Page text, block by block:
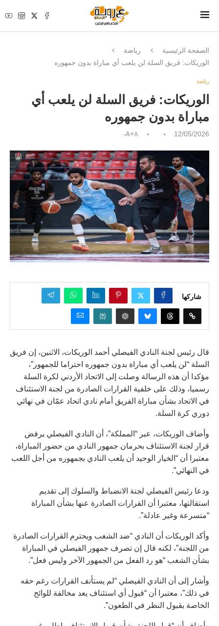
الصفحة الرئيسية
رياضة
الوريكات: فريق السلة لن يلعب أي مباراة بدون جمهوره
رياضة
الوريكات: فريق السلة لن يلعب أي
مباراة بدون جمهوره
12/05/2026
A+A-
شاركها
قال رئيس لجنة النادي الفيصلي أحمد الوريكات، الاثنين، إن فريق
السلة “لن يلعب أي مباراة بدون جمهوره احتراما للجمهور”،
مؤكدا أن هذه الرسالة وصلت إلى الاتحاد الأردني لكرة السلة
رسميا، وذلك على خلفية القرارات الصادرة من لجنة الاستئناف
في الاتحاد بشأن مباراة الفريق أمام نادي اتحاد عمّان في نهائي
دوري كرة السلة.
وأضاف الوريكات، عبر “المملكة”، أن النادي الفيصلي يرفض
قرار لجنة الاستئناف بحرمان جمهور النادي من حضور المباراة،
معتبرا أن “الخيار الوحيد أن يلعب النادي بجمهوره من أجل اللعب
في النهائي”.
ودعا رئيس الفيصلي لجنة الانضباط والسلوك إلى تقديم
استقالتها، معتبرا أن القرارات الصادرة عنها بشأن المباراة
“متسرعة وغير عادلة”.
وأكد الوريكات أن النادي “ضد الشغب ويحترم القرارات الصادرة
من اللجنة”، لكنه قال إن تصرف جمهور الفيصلي في المباراة
بشأن الشغب “هو رد الفعل من الجمهور الآخر وليس فعل”.
وأشار إلى أن النادي الفيصلي “لم يستأنف القرارات رغم حقه
في ذلك”، معتبرا أن “قبول أي استئناف يعد مخالفة للوائح
الخاصة بقبول النظر في الطعون”.